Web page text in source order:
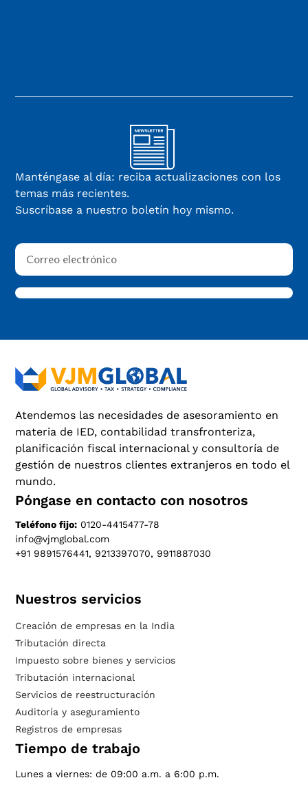
Manténgase al día: reciba actualizaciones con los
temas más recientes.
Suscríbase a nuestro boletín hoy mismo.
Atendemos las necesidades de asesoramiento en
materia de IED, contabilidad transfronteriza,
planificación fiscal internacional y consultoría de
gestión de nuestros clientes extranjeros en todo el
mundo.
Póngase en contacto con nosotros
Teléfono fijo: 0120-4415477-78
info@vjmglobal.com
+91 9891576441, 9213397070, 9911887030
Nuestros servicios
Creación de empresas en la India
Tributación directa
Impuesto sobre bienes y servicios
Tributación internacional
Servicios de reestructuración
Auditoría y aseguramiento
Registros de empresas
Tiempo de trabajo
Lunes a viernes: de 09:00 a.m. a 6:00 p.m.